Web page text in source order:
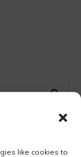
like cookies to